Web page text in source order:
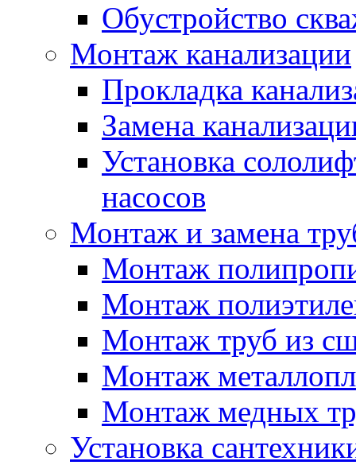
Обустройство
Монтаж канализации
Прокладка
Замена
Установка
насосов
Монтаж и замена
Монтаж
Монтаж
Монтаж труб из
Монтаж
Монтаж медных
Установка